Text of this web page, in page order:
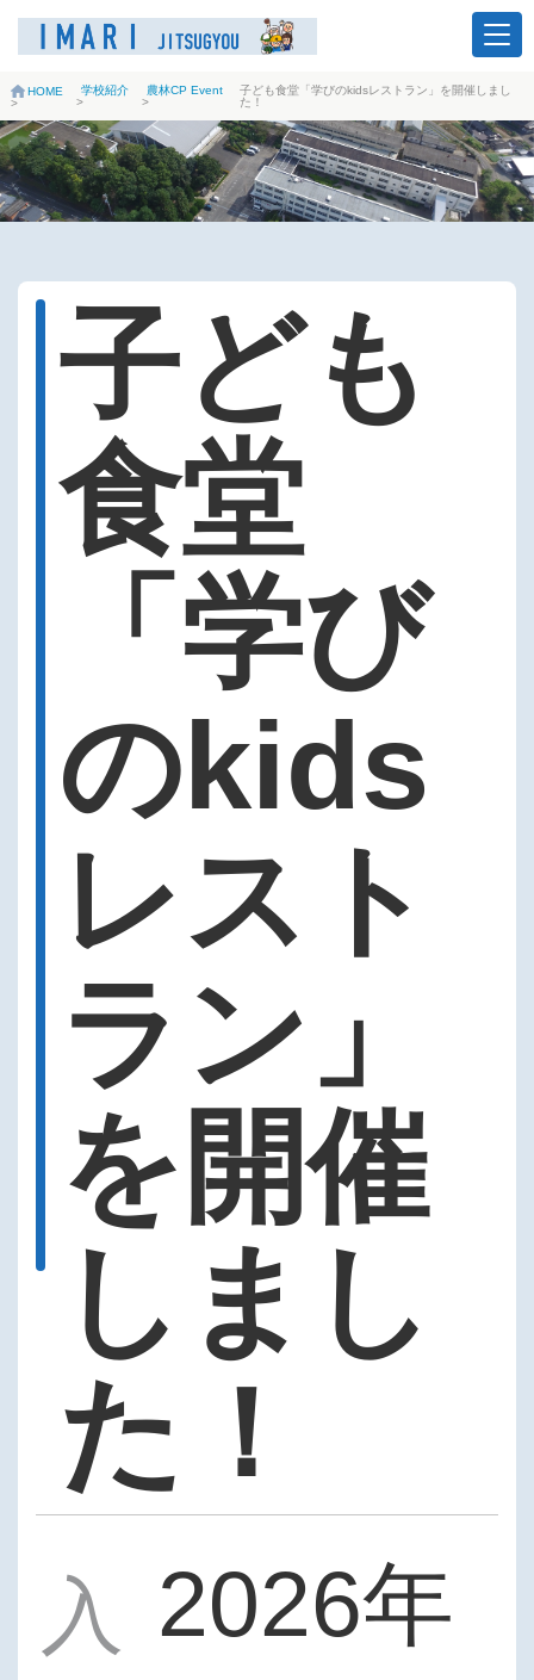
HOME
>
学校紹介
>
農林CP Event
>
子ども食堂「学びのkidsレストラン」を開催しまし
た！
子ども
食堂
「学び
のkids
レスト
ラン」
を開催
しまし
た！
入 2026年